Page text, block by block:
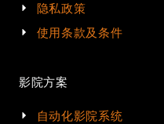
隐私政策
使用条款及条件
影院方案
自动化影院系统